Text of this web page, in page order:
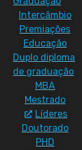
Intercâmbio
Premiações
Educação
Duplo diploma
de graduação
MBA
Mestrado
Líderes
Doutorado
PHD